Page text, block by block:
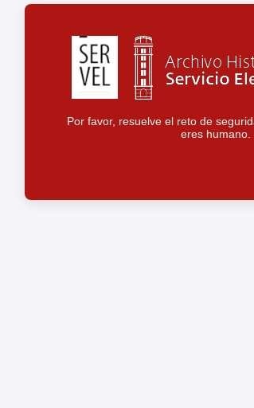
Por favor, resuelve el reto de
eres humano.